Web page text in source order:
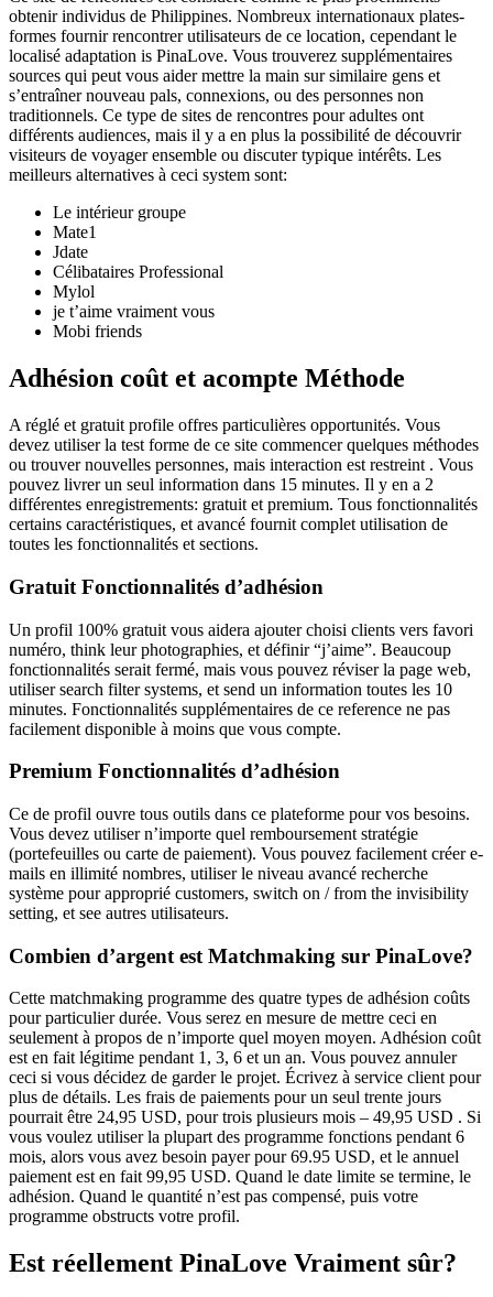
obtenir individus de Philippines. Nombreux internationaux plates-
formes fournir rencontrer utilisateurs de ce location, cependant le
localisé adaptation is PinaLove. Vous trouverez supplémentaires
sources qui peut vous aider mettre la main sur similaire gens et
s’entraîner nouveau pals, connexions, ou des personnes non
traditionnels. Ce type de sites de rencontres pour adultes ont
différents audiences, mais il y a en plus la possibilité de découvrir
visiteurs de voyager ensemble ou discuter typique intérêts. Les
meilleurs alternatives à ceci system sont:
Le intérieur groupe
Mate1
Jdate
Célibataires Professional
Mylol
je t’aime vraiment vous
Mobi friends
Adhésion coût et acompte Méthode
A réglé et gratuit profile offres particulières opportunités. Vous
devez utiliser la test forme de ce site commencer quelques méthodes
ou trouver nouvelles personnes, mais interaction est restreint . Vous
pouvez livrer un seul information dans 15 minutes. Il y en a 2
différentes enregistrements: gratuit et premium. Tous fonctionnalités
certains caractéristiques, et avancé fournit complet utilisation de
toutes les fonctionnalités et sections.
Gratuit Fonctionnalités d’adhésion
Un profil 100% gratuit vous aidera ajouter choisi clients vers favori
numéro, ​​think leur photographies, et définir “j’aime”. Beaucoup
fonctionnalités serait fermé, mais vous pouvez réviser la page web,
utiliser search filter systems, et send un information toutes les 10
minutes. Fonctionnalités supplémentaires de ce reference ne pas
facilement disponible à moins que vous compte.
Premium Fonctionnalités d’adhésion
Ce de profil ouvre tous outils dans ce plateforme pour vos besoins.
Vous devez utiliser n’importe quel remboursement stratégie
(portefeuilles ou carte de paiement). Vous pouvez facilement créer e-
mails en illimité nombres, utiliser le niveau avancé recherche
système pour approprié customers, switch on / from the invisibility
setting, et see autres utilisateurs.
Combien d’argent est Matchmaking sur PinaLove?
Cette matchmaking programme des quatre types de adhésion coûts
pour particulier durée. Vous serez en mesure de mettre ceci en
seulement à propos de n’importe quel moyen moyen. Adhésion coût
est en fait légitime pendant 1, 3, 6 et un an. Vous pouvez annuler
ceci si vous décidez de garder le projet. Écrivez à service client pour
plus de détails. Les frais de paiements pour un seul trente jours
pourrait être 24,95 USD, pour trois plusieurs mois – 49,95 USD . Si
vous voulez utiliser la plupart des programme fonctions pendant 6
mois, alors vous avez besoin payer pour 69.95 USD, et le annuel
paiement est en fait 99,95 USD. Quand le date limite se termine, le
adhésion. Quand le quantité n’est pas compensé, puis votre
programme obstructs votre profil.
Est réellement PinaLove Vraiment sûr?